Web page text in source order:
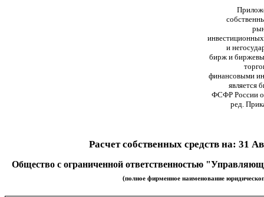
и
бирж и
финансовыми
является
ФСФР России
ред.
Расчет собственных средств на: 31
Общество с ограниченной ответственностью
(полное фирменное наименование